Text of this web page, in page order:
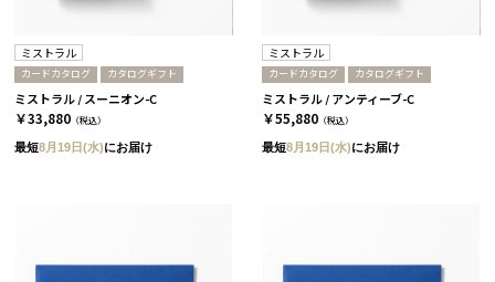
ミストラル
カードカタログ カタログギフト
ミストラル / スーニオン-C
￥33,880 （税込）
最短8月19日(水)にお届け
ミストラル
カードカタログ カタログギフト
ミストラル / アンティーブ-C
￥55,880 （税込）
最短8月19日(水)にお届け